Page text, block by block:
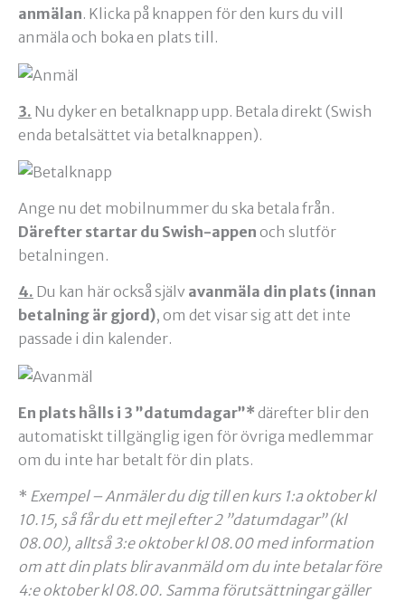
anmälan. Klicka på knappen för den kurs du vill
anmäla och boka en plats till.
3. Nu dyker en betalknapp upp. Betala direkt (Swish
enda betalsättet via betalknappen).
Ange nu det mobilnummer du ska betala från.
Därefter startar du Swish-appen och slutför
betalningen.
4. Du kan här också själv avanmäla din plats (innan
betalning är gjord), om det visar sig att det inte
passade i din kalender.
En plats hålls i 3 ”datumdagar”* därefter blir den
automatiskt tillgänglig igen för övriga medlemmar
om du inte har betalt för din plats.
* Exempel – Anmäler du dig till en kurs 1:a oktober kl
10.15, så får du ett mejl efter 2 ”datumdagar” (kl
08.00), alltså 3:e oktober kl 08.00 med information
om att din plats blir avanmäld om du inte betalar före
4:e oktober kl 08.00. Samma förutsättningar gäller